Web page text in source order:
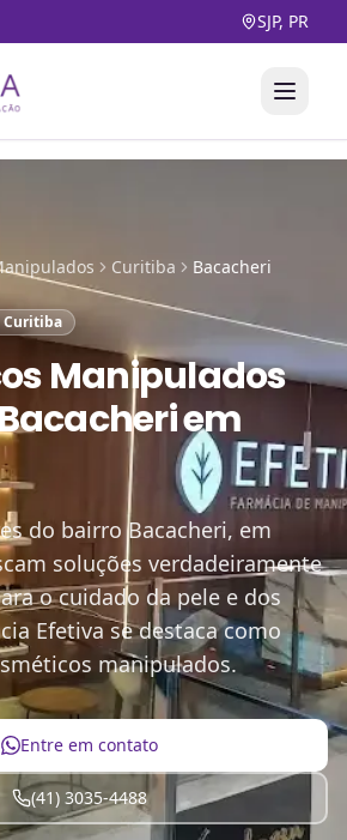
SJP, PR
Curitiba Bacacheri
Curitiba
Manipulados
em
do bairro Bacacheri, em
soluções verdadeiramente
o cuidado da pele e dos
Efetiva se destaca como
manipulados.
Entre em contato
(41) 3035-4488